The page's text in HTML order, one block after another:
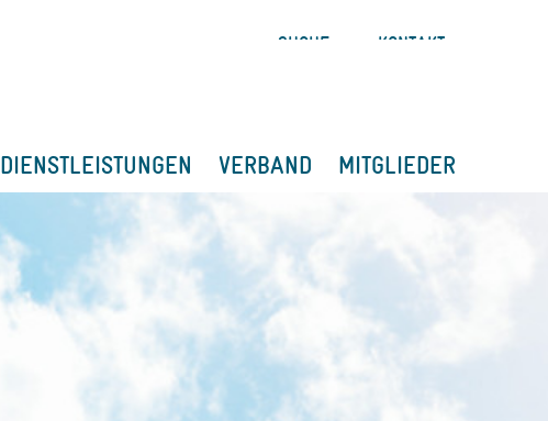
SUCHE KONTAKT
DIENSTLEISTUNGEN VERBAND MITGLIEDER